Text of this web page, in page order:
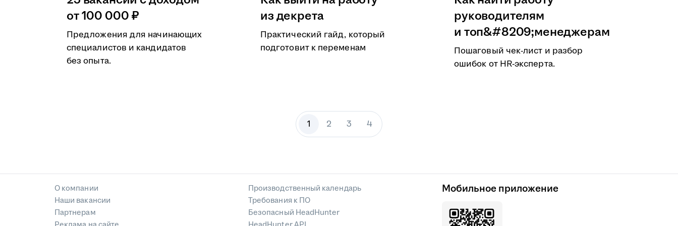
от 100 000 ₽
Предложения для начинающих
специалистов и кандидатов
без опыта.
из декрета
Практический гайд, который
подготовит к переменам
руководителям
и топ&#8209;менеджерам
Пошаговый чек-лист и разбор
ошибок от HR-эксперта.
1 2 3 4
О компании
Наши вакансии
Партнерам
Производственный календарь
Требования к ПО
Безопасный HeadHunter
Мобильное приложение